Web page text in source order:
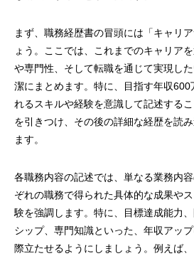
まず、職務経歴書の冒頭には「キャリ
ょう。ここでは、これまでのキャリア
や専門性、そして転職を通じて実現し
潔にまとめます。特に、目指す年収600
れるスキルや経験を意識して記述する
を引きつけ、その後の詳細な経歴を読
ます。
各職務内容の記述では、単なる業務内
ぞれの職務で得られた具体的な成果や
験を強調します。特に、目標達成能力
シップ、専門知識といった、年収アッ
際立たせるようにしましょう。例えば